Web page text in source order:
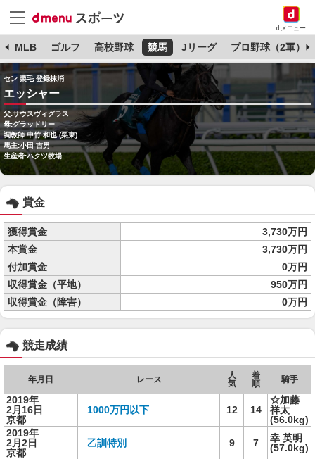
dメニュー
MLB ゴルフ 高校野球 競馬 Jリーグ プロ野球（2軍）
セン 栗毛 登録抹消
エッシャー
父:サウスヴィグラス
母:グラッドリー
調教師:中竹 和也 (栗東)
馬主:小田 吉男
生産者:ハクツ牧場
賞金
獲得賞金
3,730万円
本賞金
3,730万円
付加賞金
0万円
収得賞金（平地）
950万円
収得賞金（障害）
0万円
競走成績
年月日 レース
人
気
着
順
騎手
2019年
2月16日
京都
1000万円以下 12 14
☆加藤
祥太
(56.0kg)
2019年
2月2日
京都
乙訓特別 9 7
幸 英明
(57.0kg)